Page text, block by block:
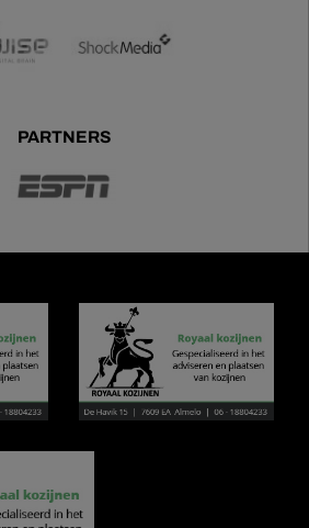
PARTNERS